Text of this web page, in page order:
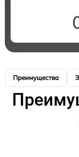
Преимущества